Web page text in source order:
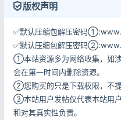
版权声明
✅默认压缩包解压密码
✅默认压缩包解压密码
①本站资源多为网络收集，如
会在第一时间内删除资源。
②您购买的只是下载权限，不提
③本站用户发帖仅代表本站用
和对其真实性负责。